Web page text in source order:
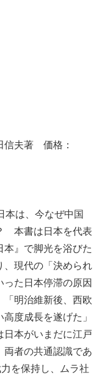
信夫著 価格：
本は、今なぜ中国
本書は日本を代表
』で脚光を浴びた
、現代の「決められ
た日本停滞の原因
「明治維新後、西欧
度成長を遂げた」
日本がいまだに江戸
両者の共通認識であ
を保持し、ムラ社